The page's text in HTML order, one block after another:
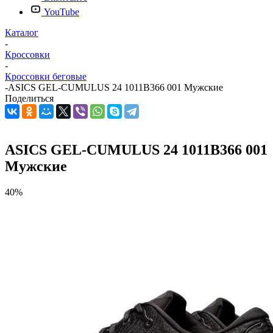
YouTube
Каталог
-
Кроссовки
-
Кроссовки беговые
-ASICS GEL-CUMULUS 24 1011B366 001 Мужские
Поделиться
ASICS GEL-CUMULUS 24 1011B366 001
Мужские
40%